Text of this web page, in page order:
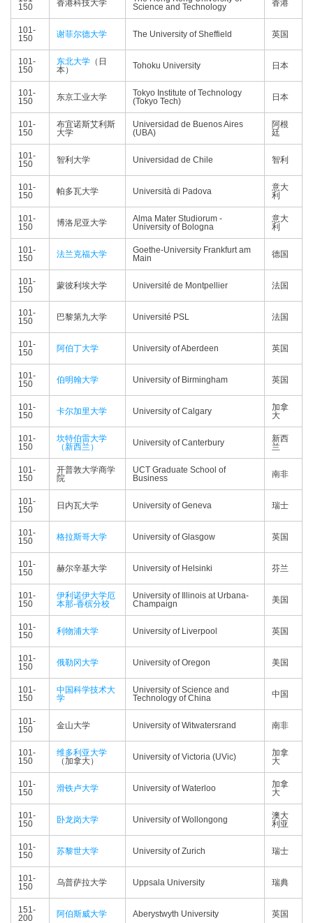
150
香港科技大学
Science and Technology
香港
101-
150
谢菲尔德大学 The University of Sheffield 英国
101-
150
东北大学 （日
本）
Tohoku University 日本
101-
150
东京工业大学
Tokyo Institute of Technology
(Tokyo Tech)
日本
101-
150
布宜诺斯艾利斯
大学
Universidad de Buenos Aires
(UBA)
阿根
廷
101-
150
智利大学 Universidad de Chile 智利
101-
150
帕多瓦大学 Università di Padova
意大
利
101-
150
博洛尼亚大学
Alma Mater Studiorum -
University of Bologna
意大
利
101-
150
法兰克福大学
Goethe-University Frankfurt am
Main
德国
101-
150
蒙彼利埃大学 Université de Montpellier 法国
101-
150
巴黎第九大学 Université PSL 法国
101-
150
阿伯丁大学 University of Aberdeen 英国
101-
150
伯明翰大学 University of Birmingham 英国
101-
150
卡尔加里大学 University of Calgary
加拿
大
101-
150
坎特伯雷大学
（新西兰）
University of Canterbury
新西
兰
101-
150
开普敦大学商学
院
UCT Graduate School of
Business
南非
101-
150
日内瓦大学 University of Geneva 瑞士
101-
150
格拉斯哥大学 University of Glasgow 英国
101-
150
赫尔辛基大学 University of Helsinki 芬兰
101-
150
伊利诺伊大学厄
本那-香槟分校
University of Illinois at Urbana-
Champaign
美国
101-
150
利物浦大学 University of Liverpool 英国
101-
150
俄勒冈大学 University of Oregon 美国
101-
150
中国科学技术大
学
University of Science and
Technology of China
中国
101-
150
金山大学 University of Witwatersrand 南非
101-
150
维多利亚大学
（加拿大）
University of Victoria (UVic)
加拿
大
101-
150
滑铁卢大学 University of Waterloo
加拿
大
101-
150
卧龙岗大学 University of Wollongong
澳大
利亚
101-
150
苏黎世大学 University of Zurich 瑞士
101-
150
乌普萨拉大学 Uppsala University 瑞典
151-
200
阿伯斯威大学 Aberystwyth University 英国